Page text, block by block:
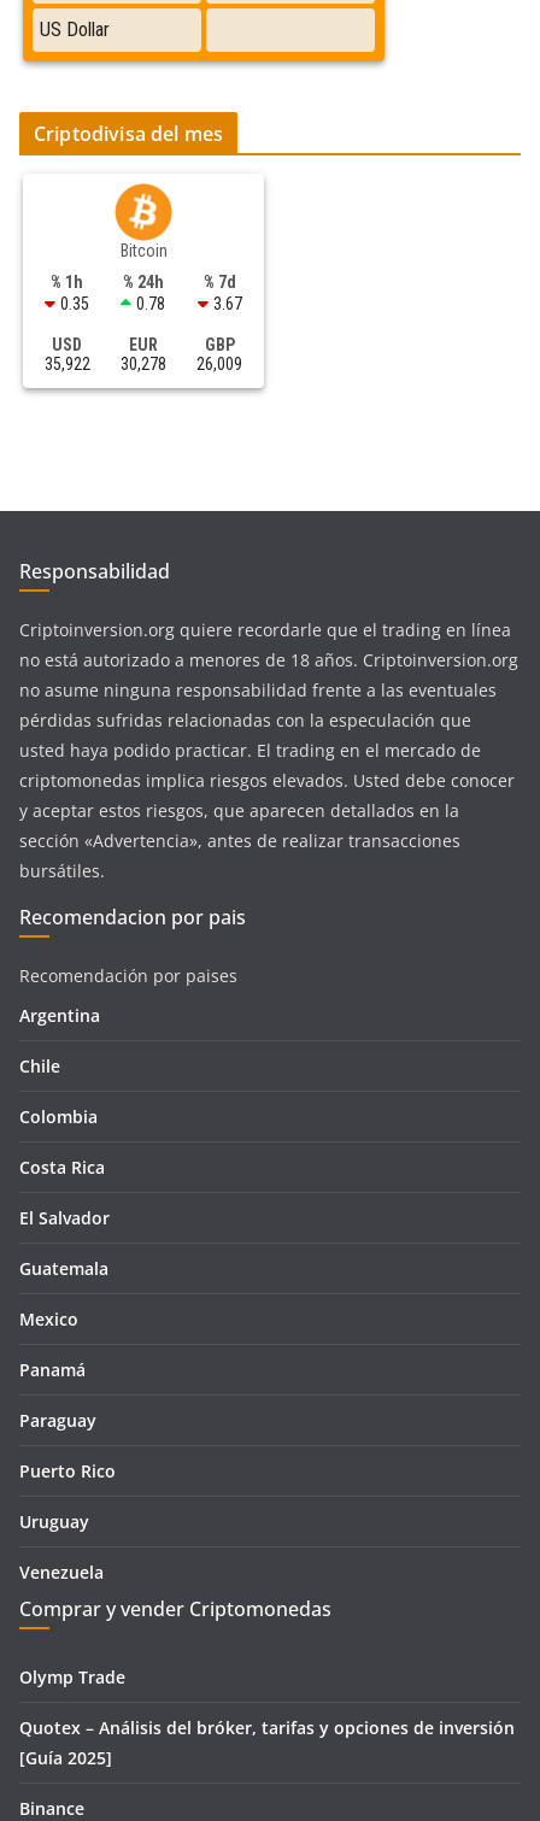
Criptodivisa del mes
Bitcoin
% 1h
0.35
% 24h
0.78
% 7d
3.67
USD
35,922
EUR
30,278
GBP
26,009
Responsabilidad
Criptoinversion.org quiere recordarle que el trading en línea
no está autorizado a menores de 18 años. Criptoinversion.org
no asume ninguna responsabilidad frente a las eventuales
pérdidas sufridas relacionadas con la especulación que
usted haya podido practicar. El trading en el mercado de
criptomonedas implica riesgos elevados. Usted debe conocer
y aceptar estos riesgos, que aparecen detallados en la
sección «Advertencia», antes de realizar transacciones
bursátiles.
Recomendacion por pais
Recomendación por paises
Argentina
Chile
Colombia
Costa Rica
El Salvador
Guatemala
Mexico
Panamá
Paraguay
Puerto Rico
Uruguay
Venezuela
Comprar y vender Criptomonedas
Olymp Trade
Quotex – Análisis del bróker, tarifas y opciones de inversión
[Guía 2025]
Binance